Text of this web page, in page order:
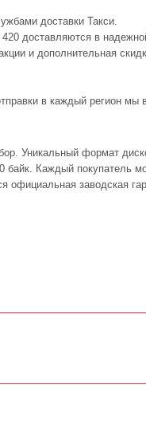
доставки Такси.
доставляются в
и дополнительная
в каждый регион
Уникальный формат
байк. Каждый покупатель
заводская